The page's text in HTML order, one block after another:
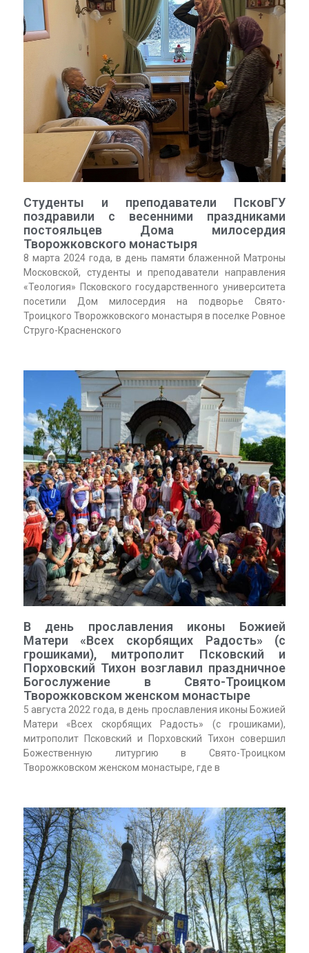
Студенты и преподаватели ПсковГУ
поздравили с весенними праздниками
постояльцев Дома милосердия
Творожковского монастыря
8 марта 2024 года, в день памяти блаженной Матроны
Московской, студенты и преподаватели направления
«Теология» Псковского государственного университета
посетили Дом милосердия на подворье Свято-
Троицкого Творожковского монастыря в поселке Ровное
Струго-Красненского
В день прославления иконы Божией
Матери «Всех скорбящих Радость» (с
грошиками), митрополит Псковский и
Порховский Тихон возглавил праздничное
Богослужение в Свято-Троицком
Творожковском женском монастыре
5 августа 2022 года, в день прославления иконы Божией
Матери «Всех скорбящих Радость» (с грошиками),
митрополит Псковский и Порховский Тихон совершил
Божественную литургию в Свято-Троицком
Творожковском женском монастыре, где в